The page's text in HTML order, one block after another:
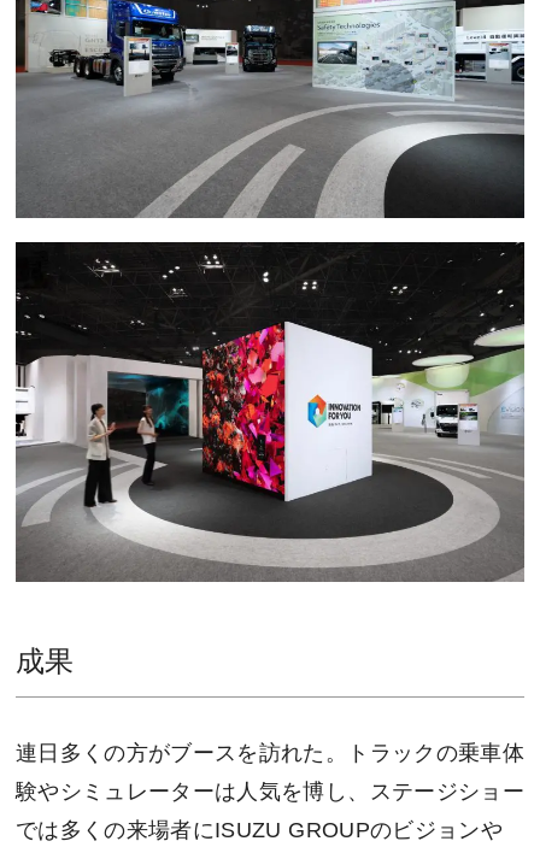
成果
連日多くの方がブースを訪れた。トラックの乗車体
験やシミュレーターは人気を博し、ステージショー
では多くの来場者にISUZU GROUPのビジョンや